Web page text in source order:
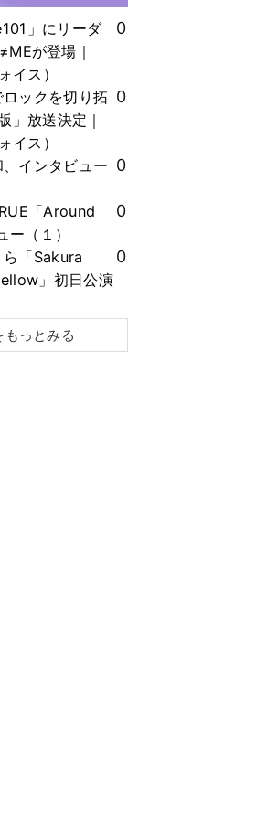
」にリーダ
が登場｜
イス）
0
ロックを切り拓
」放送決定｜
イス）
0
、インタビュー 0
「Around
（１）
0
ら「Sakura
」初日公演
0
もっとみる